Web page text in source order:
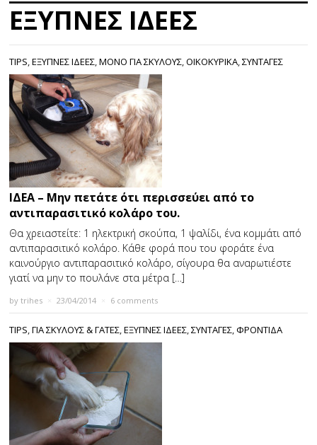
ΕΞΥΠΝΕΣ ΙΔΕΕΣ
TIPS,ΕΞΥΠΝΕΣ ΙΔΕΕΣ,ΜΟΝΟ ΓΙΑ ΣΚΥΛΟΥΣ,ΟΙΚΟΚΥΡΙΚΑ,ΣΥΝΤΑΓΕΣ
ΙΔΕΑ – Μην πετάτε ότι περισσεύει από το
αντιπαρασιτικό κολάρο του.
Θα χρειαστείτε: 1 ηλεκτρική σκούπα, 1 ψαλίδι, ένα κομμάτι από
αντιπαρασιτικό κολάρο. Κάθε φορά που του φοράτε ένα
καινούργιο αντιπαρασιτικό κολάρο, σίγουρα θα αναρωτιέστε
γιατί να μην το πουλάνε στα μέτρα […]
bytrihes 23/04/2014 6 comments
TIPS,ΓΙΑ ΣΚΥΛΟΥΣ & ΓΑΤΕΣ,ΕΞΥΠΝΕΣ ΙΔΕΕΣ,ΣΥΝΤΑΓΕΣ,ΦΡΟΝΤΙΔΑ